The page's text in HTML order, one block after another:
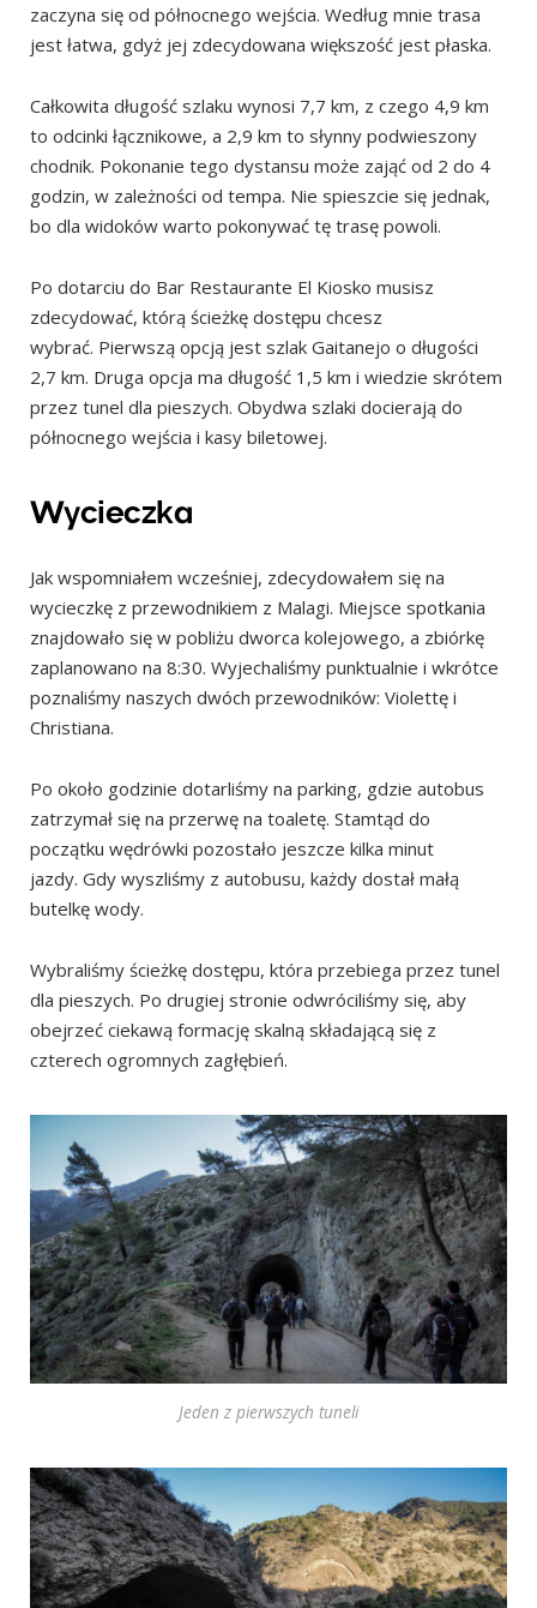
zaczyna się od północnego wejścia. Według mnie trasa
jest łatwa, gdyż jej zdecydowana większość jest płaska.
Całkowita długość szlaku wynosi 7,7 km, z czego 4,9 km
to odcinki łącznikowe, a 2,9 km to słynny podwieszony
chodnik. Pokonanie tego dystansu może zająć od 2 do 4
godzin, w zależności od tempa. Nie spieszcie się jednak,
bo dla widoków warto pokonywać tę trasę powoli.
Po dotarciu do Bar Restaurante El Kiosko musisz
zdecydować, którą ścieżkę dostępu chcesz
wybrać. Pierwszą opcją jest szlak Gaitanejo o długości
2,7 km. Druga opcja ma długość 1,5 km i wiedzie skrótem
przez tunel dla pieszych. Obydwa szlaki docierają do
północnego wejścia i kasy biletowej.
Wycieczka
Jak wspomniałem wcześniej, zdecydowałem się na
wycieczkę z przewodnikiem z Malagi. Miejsce spotkania
znajdowało się w pobliżu dworca kolejowego, a zbiórkę
zaplanowano na 8:30. Wyjechaliśmy punktualnie i wkrótce
poznaliśmy naszych dwóch przewodników: Violettę i
Christiana.
Po około godzinie dotarliśmy na parking, gdzie autobus
zatrzymał się na przerwę na toaletę. Stamtąd do
początku wędrówki pozostało jeszcze kilka minut
jazdy. Gdy wyszliśmy z autobusu, każdy dostał małą
butelkę wody.
Wybraliśmy ścieżkę dostępu, która przebiega przez tunel
dla pieszych. Po drugiej stronie odwróciliśmy się, aby
obejrzeć ciekawą formację skalną składającą się z
czterech ogromnych zagłębień.
Jeden z pierwszych tuneli